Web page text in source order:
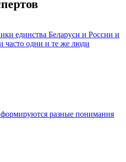
единства Беларуси и России и
часто одни и те же люди
разные понимания